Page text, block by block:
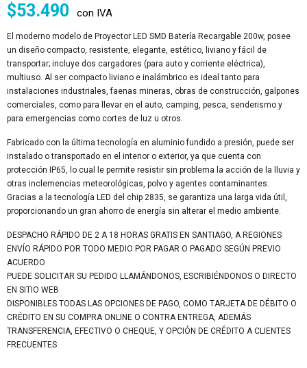
$53.490 con IVA
El moderno modelo de Proyector LED SMD Batería Recargable 200w, posee
un diseño compacto, resistente, elegante, estético, liviano y fácil de
transportar; incluye dos cargadores (para auto y corriente eléctrica),
multiuso. Al ser compacto liviano e inalámbrico es ideal tanto para
instalaciones industriales, faenas mineras, obras de construcción, galpones
comerciales, como para llevar en el auto, camping, pesca, senderismo y
para emergencias como cortes de luz u otros.
Fabricado con la última tecnología en aluminio fundido a presión, puede ser
instalado o transportado en el interior o exterior, ya que cuenta con
protección IP65, lo cual le permite resistir sin problema la acción de la lluvia y
otras inclemencias meteorológicas, polvo y agentes contaminantes.
Gracias a la tecnología LED del chip 2835, se garantiza una larga vida útil,
proporcionando un gran ahorro de energía sin alterar el medio ambiente.
DESPACHO RÁPIDO DE 2 A 18 HORAS GRATIS EN SANTIAGO, A REGIONES
ENVÍO RÁPIDO POR TODO MEDIO POR PAGAR O PAGADO SEGÚN PREVIO
ACUERDO
PUEDE SOLICITAR SU PEDIDO LLAMÁNDONOS, ESCRIBIÉNDONOS O DIRECTO
EN SITIO WEB
DISPONIBLES TODAS LAS OPCIONES DE PAGO, COMO TARJETA DE DÉBITO O
CRÉDITO EN SU COMPRA ONLINE O CONTRA ENTREGA, ADEMÁS
TRANSFERENCIA, EFECTIVO O CHEQUE, Y OPCIÓN DE CRÉDITO A CLIENTES
FRECUENTES